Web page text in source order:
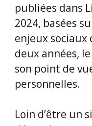
publiées dans
2024, basées
enjeux sociaux
deux années,
son point de
personnelles.
Loin d’être un